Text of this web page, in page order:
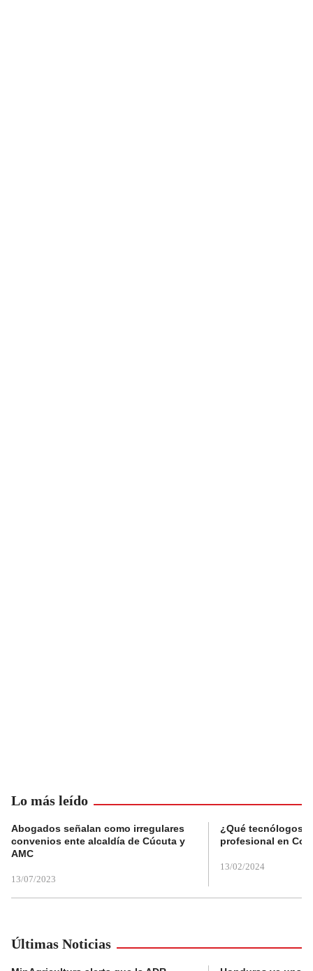
Lo más leído
Abogados señalan como irregulares
convenios ente alcaldía de Cúcuta y
AMC
13/07/2023
¿Qué tecnólogos
profesional en
13/02/2024
Últimas Noticias